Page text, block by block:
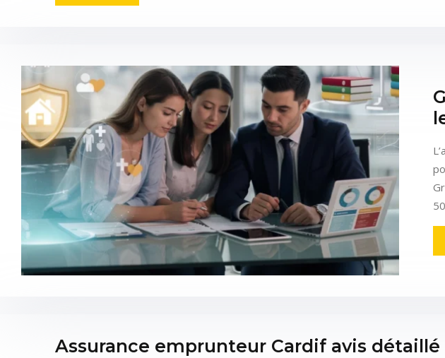
Assurance emprunteur Cardif avis